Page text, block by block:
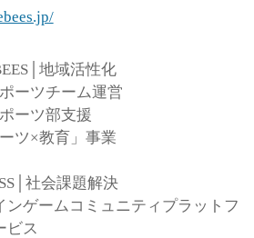
地域活性化
ーツチーム運営
ーツ部支援
ツ×教育」事業
社会課題解決
ンゲームコミュニティプラットフ
ビス